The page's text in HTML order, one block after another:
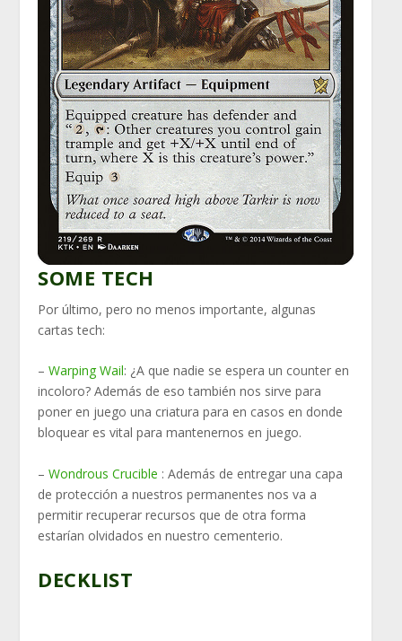
SOME TECH
Por último, pero no menos importante, algunas
cartas tech:
–Warping Wail: ¿A que nadie se espera un counter en
incoloro? Además de eso también nos sirve para
poner en juego una criatura para en casos en donde
bloquear es vital para mantenernos en juego.
–Wondrous Crucible : Además de entregar una capa
de protección a nuestros permanentes nos va a
permitir recuperar recursos que de otra forma
estarían olvidados en nuestro cementerio.
DECKLIST